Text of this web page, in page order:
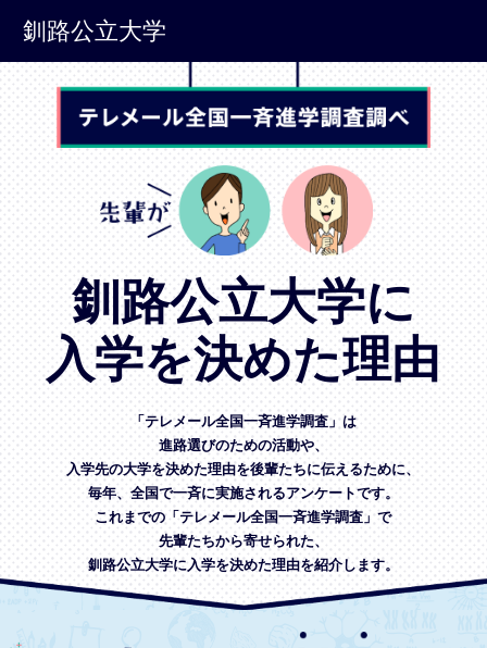
釧路公立大学
釧路公立大学に
入学を決めた理由
「テレメール全国一斉進学調査」は
進路選びのための活動や、
入学先の大学を決めた理由を後輩たちに伝えるために、
毎年、全国で一斉に実施されるアンケートです。
これまでの「テレメール全国一斉進学調査」で
先輩たちから寄せられた、
釧路公立大学に入学を決めた理由を紹介します。